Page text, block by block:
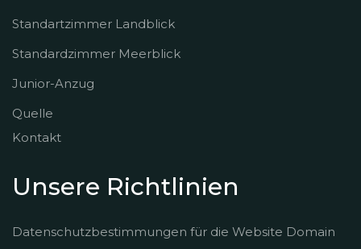
Standartzimmer Landblick
Standardzimmer Meerblick
Junior-Anzug
Quelle
Kontakt
Unsere Richtlinien
Datenschutzbestimmungen für die Website Domain